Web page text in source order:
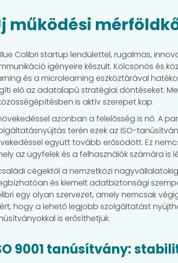
működési
Colibri startup lendülettel, rugalmas,
igényeire készült. Kölcsönös és
és a microlearning eszköztárával
elő az adatalapú stratégiai döntéseket.
is aktív szerepet kap.
azonban a felelősség is nő. A
terén ezek az ISO-
együtt tovább erősödött. Ez
az ügyfelek és a felhasználók számára is
cégektől a nemzetközi
és kiemelt adatbiztonsági
egy olyan szervezet, amely nemcsak
hogy a lehető legjobb szolgáltatást
is erősíthetjük.
9001 tanúsítvány: